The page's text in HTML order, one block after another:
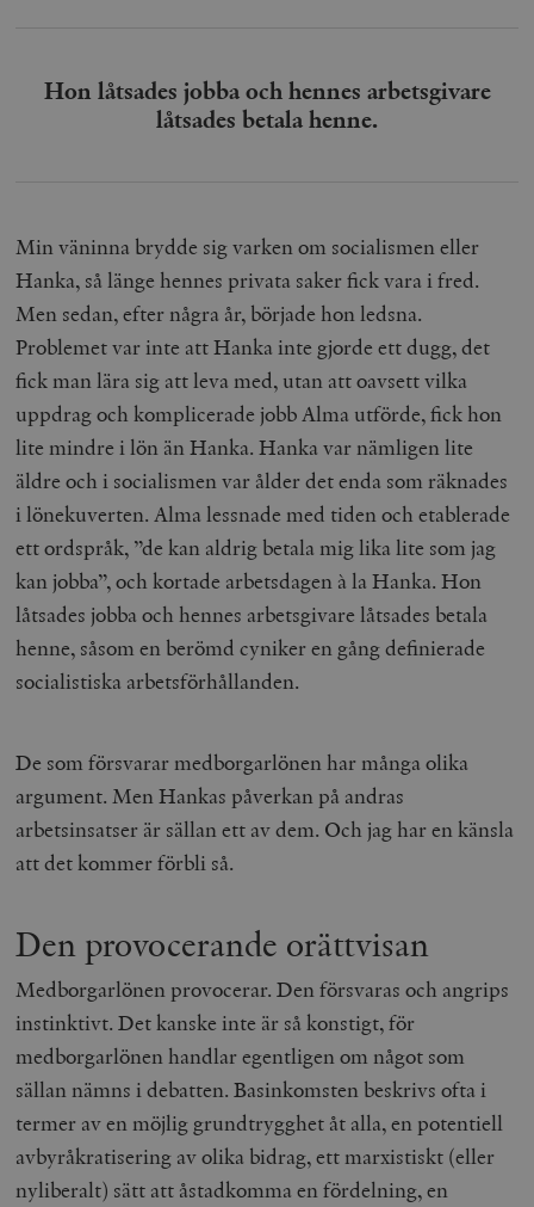
Hon låtsades jobba och hennes arbetsgivare
låtsades betala henne.
Min väninna brydde sig varken om socialismen eller
Hanka, så länge hennes privata saker fick vara i fred.
Men sedan, efter några år, började hon ledsna.
Problemet var inte att Hanka inte gjorde ett dugg, det
fick man lära sig att leva med, utan att oavsett vilka
uppdrag och komplicerade jobb Alma utförde, fick hon
lite mindre i lön än Hanka. Hanka var nämligen lite
äldre och i socialismen var ålder det enda som räknades
i lönekuverten. Alma lessnade med tiden och etablerade
ett ordspråk, ”de kan aldrig betala mig lika lite som jag
kan jobba”, och kortade arbetsdagen à la Hanka. Hon
låtsades jobba och hennes arbetsgivare låtsades betala
henne, såsom en berömd cyniker en gång definierade
socialistiska arbetsförhållanden.
De som försvarar medborgarlönen har många olika
argument. Men Hankas påverkan på andras
arbetsinsatser är sällan ett av dem. Och jag har en känsla
att det kommer förbli så.
Den provocerande orättvisan
Medborgarlönen provocerar. Den försvaras och angrips
instinktivt. Det kanske inte är så konstigt, för
medborgarlönen handlar egentligen om något som
sällan nämns i debatten. Basinkomsten beskrivs ofta i
termer av en möjlig grundtrygghet åt alla, en potentiell
avbyråkratisering av olika bidrag, ett marxistiskt (eller
nyliberalt) sätt att åstadkomma en fördelning, en